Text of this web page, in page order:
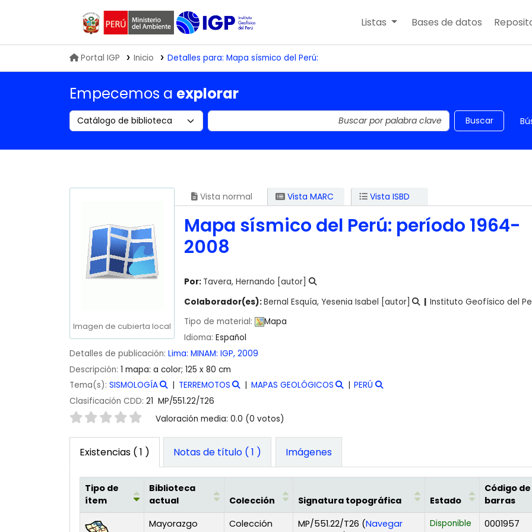
Biblioteca IGP
Listas Bases de datos
Portal IGP Inicio Detalles para: Mapa sísmico del Perú:
Empecemos a explorar
Search the catalog by: Buscar en el catálogo por palabra clave Buscar
Imagen de cubierta local
Vista normal Vista MARC Vista ISBD
Mapa sísmico del Perú: período 1964-
2008
Por: Tavera, Hernando [autor]
Colaborador(es):Bernal Esquía, Yesenia Isabel [autor]
Instituto Geofísico del
Tipo de material:
Mapa
Idioma: Español
Detalles de publicación: Lima: MINAM: IGP, 2009
Descripción: 1 mapa: a color; 125 x 80 cm
Tema(s): SISMOLOGÍA TERREMOTOS MAPAS GEOLÓGICOS
PERÚ
Clasificación CDD: 21 MP/551.22/T26
Valoración Valoración media: 0.0 (0 votos)
Existencias ( 1 ) Notas de título ( 1 ) Imágenes
Existencias
Tipo de
ítem
Biblioteca
actual
Colección Signatura topográfica Estado
Código de
barras
Mayorazgo
Colección
MP/551.22/T26 (Navegar
Disponible 0001957